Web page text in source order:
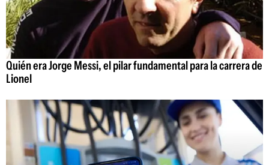
Quién era Jorge Messi, el pilar fundamental para la carrera de
Lionel